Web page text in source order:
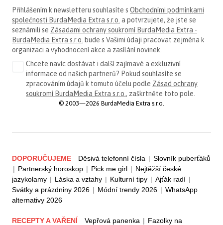
Přihlášením k newsletteru souhlasíte s Obchodními podmínkami
společnosti BurdaMedia Extra s.r.o. a potvrzujete, že jste se
seznámili se Zásadami ochrany soukromí BurdaMedia Extra -
BurdaMedia Extra s.r.o. bude s Vašimi údaji pracovat zejména k
organizaci a vyhodnocení akce a zasílání novinek.
Chcete navíc dostávat i další zajímavé a exkluzivní
informace od našich partnerů? Pokud souhlasíte se
zpracováním údajů k tomuto účelu podle Zásad ochrany
soukromí BurdaMedia Extra s.r.o. , zaškrtněte toto pole.
© 2003—2026 BurdaMedia Extra s.r.o.
DOPORUČUJEME Děsivá telefonní čísla | Slovník puberťáků
| Partnerský horoskop | Pick me girl | Nejtěžší české
jazykolamy | Láska a vztahy | Kulturní tipy | Ajťák radí |
Svátky a prázdniny 2026 | Módní trendy 2026 | WhatsApp
alternativy 2026
RECEPTY A VAŘENÍ Vepřová panenka | Fazolky na